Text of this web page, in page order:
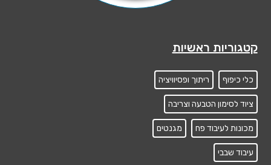
קטגוריות ראשיות
כלי כיפוף ריתוך ופסיוויציה
ציוד לסימון הטבעה וצריבה
מכונות לעיבוד פח מגנטים
עיבוד שבבי